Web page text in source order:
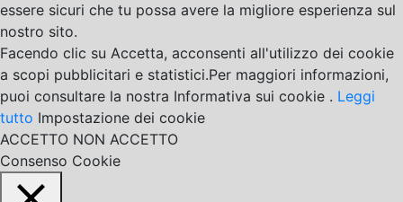
essere sicuri che tu possa avere la migliore esperienza sul
nostro sito.
Facendo clic su Accetta, acconsenti all'utilizzo dei cookie
a scopi pubblicitari e statistici.Per maggiori informazioni,
puoi consultare la nostra Informativa sui cookie . Leggi
tutto Impostazione dei cookie
ACCETTO NON ACCETTO
Consenso Cookie